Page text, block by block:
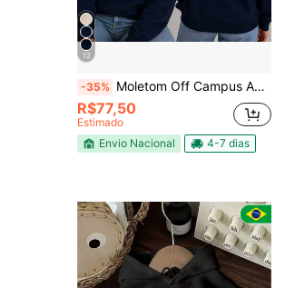
12
-35% Moletom Off Campus Amores Improváveis Várias Estampas Gola Careca Sem Capuz Azul Marinho Bege Graham Di Laurentis Logan
R$77,50
Estimado
Envio Nacional
4-7 dias